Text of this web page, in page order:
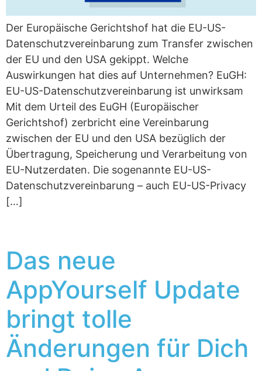
Der Europäische Gerichtshof hat die EU-US-
Datenschutzvereinbarung zum Transfer zwischen
der EU und den USA gekippt. Welche
Auswirkungen hat dies auf Unternehmen? EuGH:
EU-US-Datenschutzvereinbarung ist unwirksam
Mit dem Urteil des EuGH (Europäischer
Gerichtshof) zerbricht eine Vereinbarung
zwischen der EU und den USA bezüglich der
Übertragung, Speicherung und Verarbeitung von
EU-Nutzerdaten. Die sogenannte EU-US-
Datenschutzvereinbarung – auch EU-US-Privacy
[…]
Das neue
AppYourself Update
bringt tolle
Änderungen für Dich